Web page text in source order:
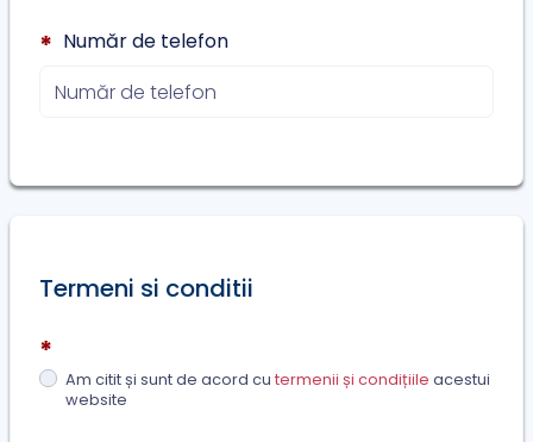
* Număr de telefon
Termeni si conditii
*
Am citit și sunt de acord cu termenii și condițiile acestui
website